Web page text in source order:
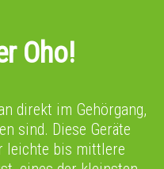
Oho!
direkt im Gehörgang,
sind. Diese Geräte
leichte bis mittlere